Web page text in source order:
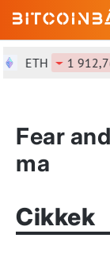
ETH 1
Fear
ma
Cikkek